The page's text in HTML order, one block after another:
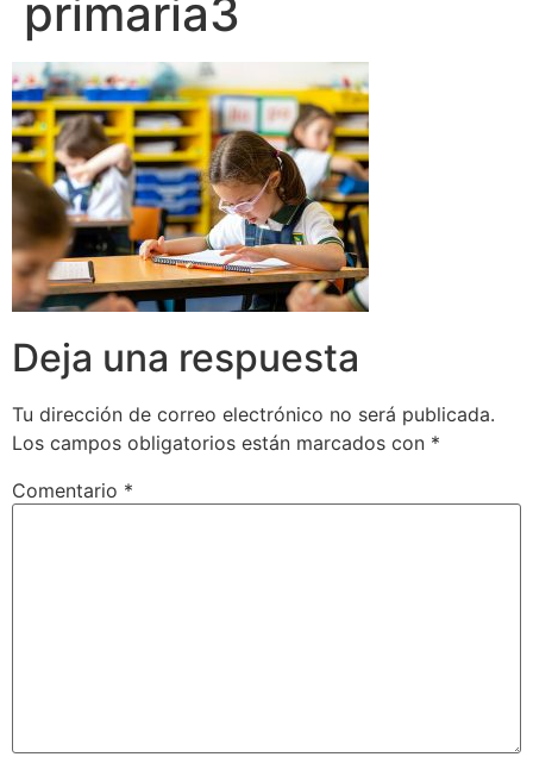
primaria3
Deja una respuesta
Tu dirección de correo electrónico no será publicada.
Los campos obligatorios están marcados con *
Comentario *